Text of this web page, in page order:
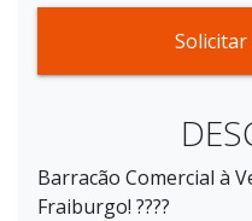
Barracão Comercial à
Fraiburgo! ????